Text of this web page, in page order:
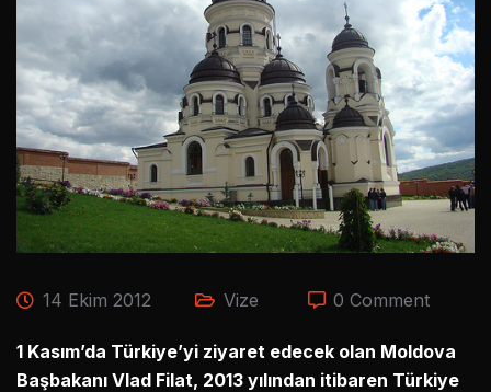
14 Ekim 2012 Vize 0 Comment
1 Kasım’da Türkiye’yi ziyaret edecek olan Moldova
Başbakanı Vlad Filat, 2013 yılından itibaren Türkiye